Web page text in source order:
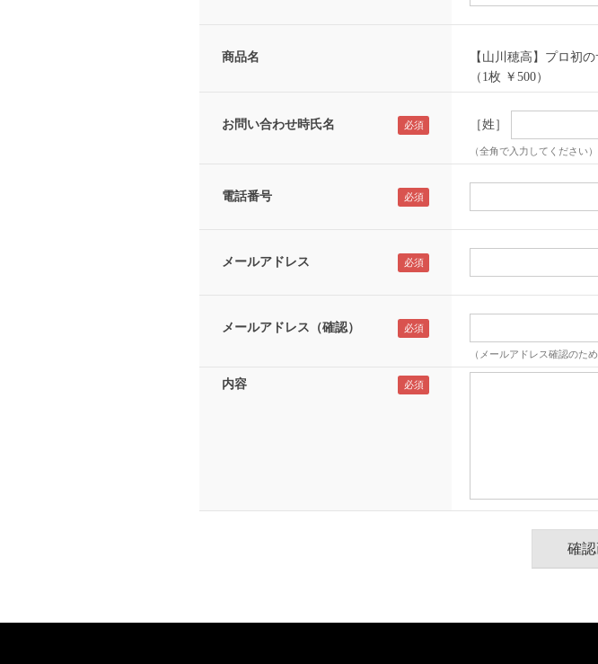
商品名
【山川穂高】プロ初
（1枚 ￥500）
お問い合わせ時氏名 ［姓］
（全角で入力してください）
電話番号
メールアドレス
メールアドレス（確認）
（メールアドレス確認のた
内容